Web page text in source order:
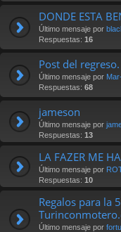
DONDE ESTA
Último mensaje por
Respuestas: 16
Post del regreso.
Último mensaje por
Respuestas: 68
jameson
Último mensaje por
Respuestas: 13
LA FAZER ME
Último mensaje por
Respuestas: 10
Regalos para la
Último mensaje por fortu